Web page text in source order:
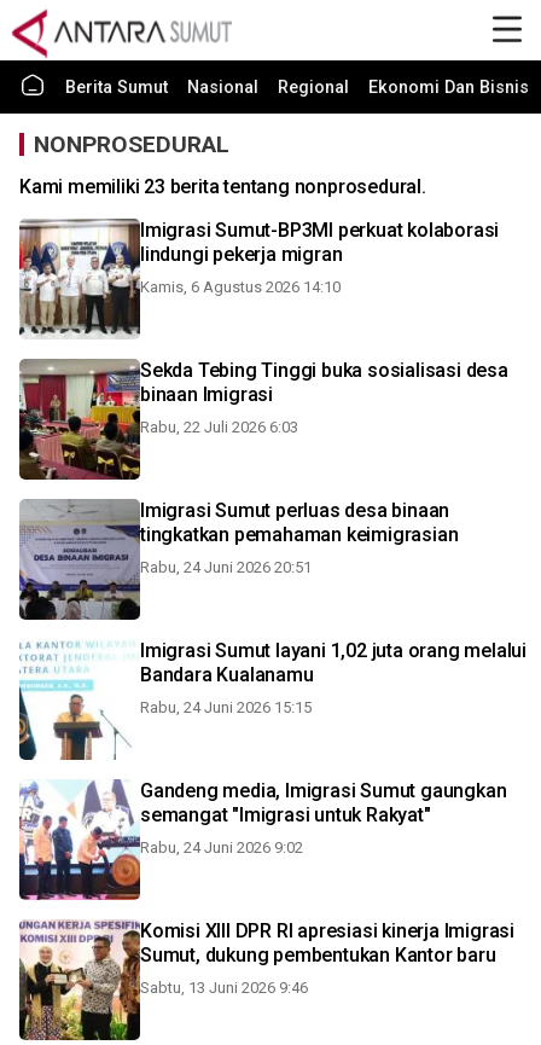
Berita Sumut Nasional Regional Ekonomi Dan Bisnis
NONPROSEDURAL
Kami memiliki 23 berita tentang nonprosedural.
Imigrasi Sumut-BP3MI perkuat kolaborasi
lindungi pekerja migran
Kamis, 6 Agustus 2026 14:10
Sekda Tebing Tinggi buka sosialisasi desa
binaan Imigrasi
Rabu, 22 Juli 2026 6:03
Imigrasi Sumut perluas desa binaan
tingkatkan pemahaman keimigrasian
Rabu, 24 Juni 2026 20:51
Imigrasi Sumut layani 1,02 juta orang melalui
Bandara Kualanamu
Rabu, 24 Juni 2026 15:15
Gandeng media, Imigrasi Sumut gaungkan
semangat "Imigrasi untuk Rakyat"
Rabu, 24 Juni 2026 9:02
Komisi XIII DPR RI apresiasi kinerja Imigrasi
Sumut, dukung pembentukan Kantor baru
Sabtu, 13 Juni 2026 9:46